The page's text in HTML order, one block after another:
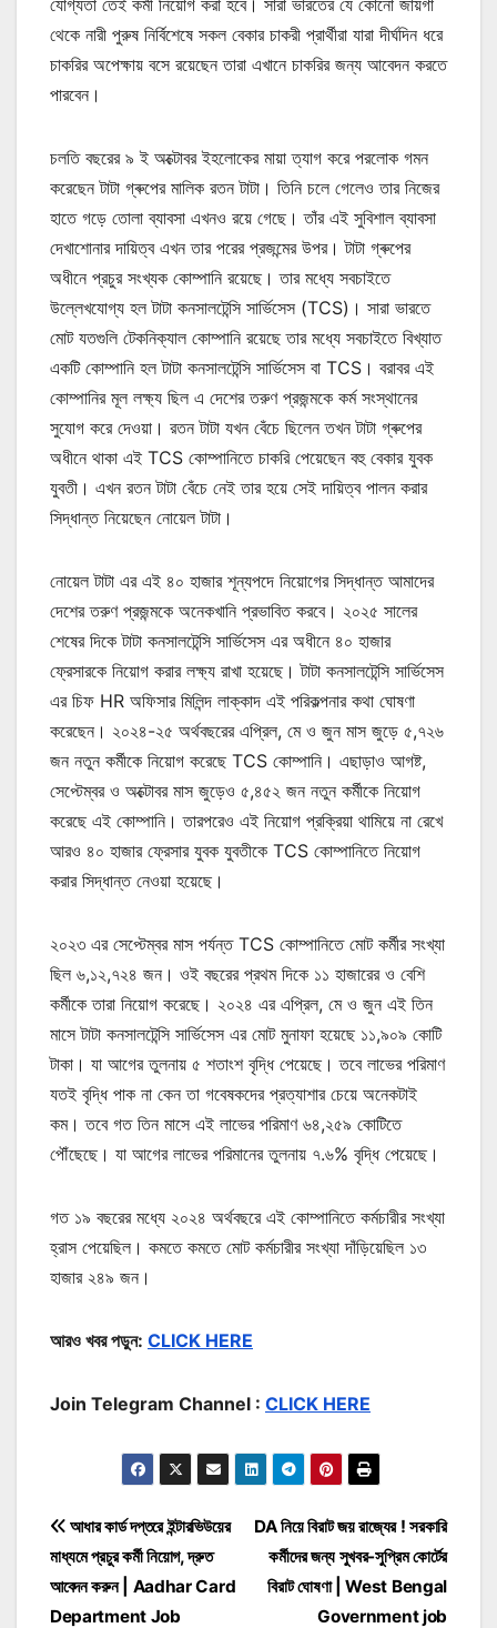
থেকে নারী পুরুষ নির্বিশেষে সকল বেকার চাকরী প্রার্থীরা যারা দীর্ঘদিন ধরে
চাকরির অপেক্ষায় বসে রয়েছেন তারা এখানে চাকরির জন্য আবেদন করতে
পারবেন।
চলতি বছরের ৯ ই অক্টোবর ইহলোকের মায়া ত্যাগ করে পরলোক গমন
করেছেন টাটা গ্ৰুপের মালিক রতন টাটা। তিনি চলে গেলেও তার নিজের
হাতে গড়ে তোলা ব্যাবসা এখনও রয়ে গেছে। তাঁর এই সুবিশাল ব্যাবসা
দেখাশোনার দায়িত্ব এখন তার পরের প্রজন্মের উপর। টাটা গ্ৰুপের
অধীনে প্রচুর সংখ্যক কোম্পানি রয়েছে। তার মধ্যে সবচাইতে
উল্লেখযোগ্য হল টাটা কনসালটেন্সি সার্ভিসেস (TCS)। সারা ভারতে
মোট যতগুলি টেকনিক্যাল কোম্পানি রয়েছে তার মধ্যে সবচাইতে বিখ্যাত
একটি কোম্পানি হল টাটা কনসালটেন্সি সার্ভিসেস বা TCS। বরাবর এই
কোম্পানির মূল লক্ষ্য ছিল এ দেশের তরুণ প্রজন্মকে কর্ম সংস্থানের
সুযোগ করে দেওয়া। রতন টাটা যখন বেঁচে ছিলেন তখন টাটা গ্ৰুপের
অধীনে থাকা এই TCS কোম্পানিতে চাকরি পেয়েছেন বহু বেকার যুবক
যুবতী। এখন রতন টাটা বেঁচে নেই তার হয়ে সেই দায়িত্ব পালন করার
সিদ্ধান্ত নিয়েছেন নোয়েল টাটা।
নোয়েল টাটা এর এই ৪০ হাজার শূন্যপদে নিয়োগের সিদ্ধান্ত আমাদের
দেশের তরুণ প্রজন্মকে অনেকখানি প্রভাবিত করবে। ২০২৫ সালের
শেষের দিকে টাটা কনসালটেন্সি সার্ভিসেস এর অধীনে ৪০ হাজার
ফ্রেসারকে নিয়োগ করার লক্ষ্য রাখা হয়েছে। টাটা কনসালটেন্সি সার্ভিসেস
এর চিফ HR অফিসার মিলিন্দ লাক্কাদ এই পরিকল্পনার কথা ঘোষণা
করেছেন। ২০২৪-২৫ অর্থবছরের এপ্রিল, মে ও জুন মাস জুড়ে ৫,৭২৬
জন নতুন কর্মীকে নিয়োগ করেছে TCS কোম্পানি। এছাড়াও আগষ্ট,
সেপ্টেম্বর ও অক্টোবর মাস জুড়েও ৫,৪৫২ জন নতুন কর্মীকে নিয়োগ
করেছে এই কোম্পানি। তারপরেও এই নিয়োগ প্রক্রিয়া থামিয়ে না রেখে
আরও ৪০ হাজার ফ্রেসার যুবক যুবতীকে TCS কোম্পানিতে নিয়োগ
করার সিদ্ধান্ত নেওয়া হয়েছে।
২০২৩ এর সেপ্টেম্বর মাস পর্যন্ত TCS কোম্পানিতে মোট কর্মীর সংখ্যা
ছিল ৬,১২,৭২৪ জন। ওই বছরের প্রথম দিকে ১১ হাজারের ও বেশি
কর্মীকে তারা নিয়োগ করেছে। ২০২৪ এর এপ্রিল, মে ও জুন এই তিন
মাসে টাটা কনসালটেন্সি সার্ভিসেস এর মোট মুনাফা হয়েছে ১১,৯০৯ কোটি
টাকা। যা আগের তুলনায় ৫ শতাংশ বৃদ্ধি পেয়েছে। তবে লাভের পরিমাণ
যতই বৃদ্ধি পাক না কেন তা গবেষকদের প্রত্যাশার চেয়ে অনেকটাই
কম। তবে গত তিন মাসে এই লাভের পরিমাণ ৬৪,২৫৯ কোটিতে
পৌঁছেছে। যা আগের লাভের পরিমানের তুলনায় ৭.৬% বৃদ্ধি পেয়েছে।
গত ১৯ বছরের মধ্যে ২০২৪ অর্থবছরে এই কোম্পানিতে কর্মচারীর সংখ্যা
হ্রাস পেয়েছিল। কমতে কমতে মোট কর্মচারীর সংখ্যা দাঁড়িয়েছিল ১৩
হাজার ২৪৯ জন।
আরও খবর পড়ুন: CLICK HERE
Join Telegram Channel : CLICK HERE
Post
navigation
DA নিয়ে বিরাট জয় রাজ্যের ! সরকারি
কর্মীদের জন্য সুখবর-সুপ্রিম কোর্টের
বিরাট ঘোষণা | West Bengal
Government job
আধার কার্ড দপ্তরে ইন্টারভিউয়ের
মাধ্যমে প্রচুর কর্মী নিয়োগ, দ্রুত
আবেদন করুন | Aadhar Card
Department Job